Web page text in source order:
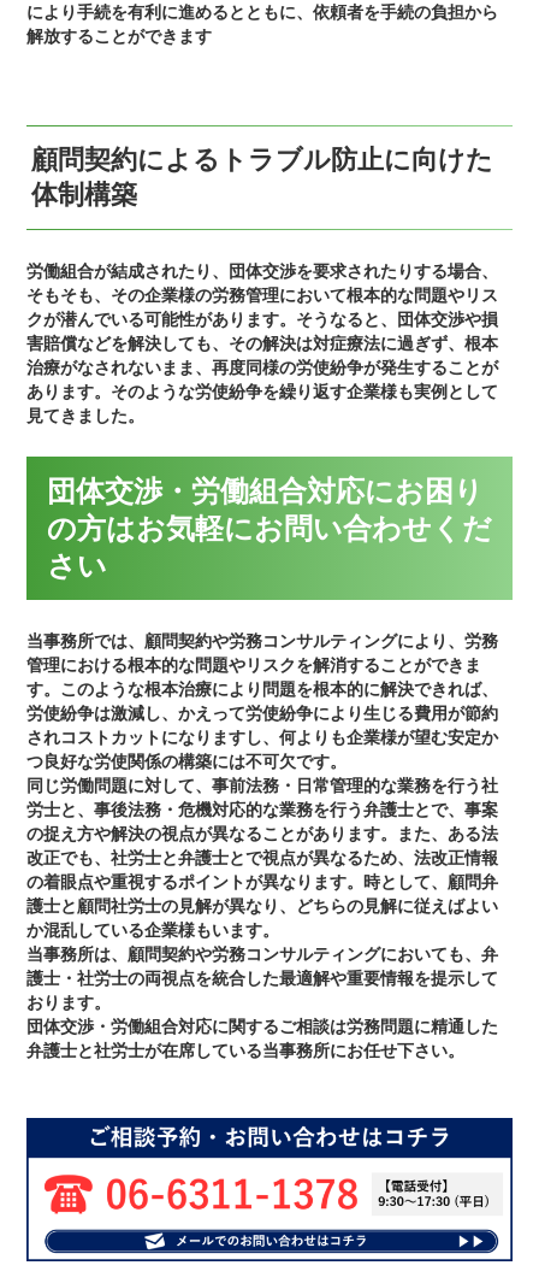
により手続を有利に進めるとともに、依頼者を手続の負担から
解放することができます
顧問契約によるトラブル防止に向けた
体制構築
労働組合が結成されたり、団体交渉を要求されたりする場合、
そもそも、その企業様の労務管理において根本的な問題やリス
クが潜んでいる可能性があります。そうなると、団体交渉や損
害賠償などを解決しても、その解決は対症療法に過ぎず、根本
治療がなされないまま、再度同様の労使紛争が発生することが
あります。そのような労使紛争を繰り返す企業様も実例として
見てきました。
団体交渉・労働組合対応にお困り
の方はお気軽にお問い合わせくだ
さい
当事務所では、顧問契約や労務コンサルティングにより、労務
管理における根本的な問題やリスクを解消することができま
す。このような根本治療により問題を根本的に解決できれば、
労使紛争は激減し、かえって労使紛争により生じる費用が節約
されコストカットになりますし、何よりも企業様が望む安定か
つ良好な労使関係の構築には不可欠です。
同じ労働問題に対して、事前法務・日常管理的な業務を行う社
労士と、事後法務・危機対応的な業務を行う弁護士とで、事案
の捉え方や解決の視点が異なることがあります。また、ある法
改正でも、社労士と弁護士とで視点が異なるため、法改正情報
の着眼点や重視するポイントが異なります。時として、顧問弁
護士と顧問社労士の見解が異なり、どちらの見解に従えばよい
か混乱している企業様もいます。
当事務所は、顧問契約や労務コンサルティングにおいても、弁
護士・社労士の両視点を統合した最適解や重要情報を提示して
おります。
団体交渉・労働組合対応に関するご相談は労務問題に精通した
弁護士と社労士が在席している当事務所にお任せ下さい。